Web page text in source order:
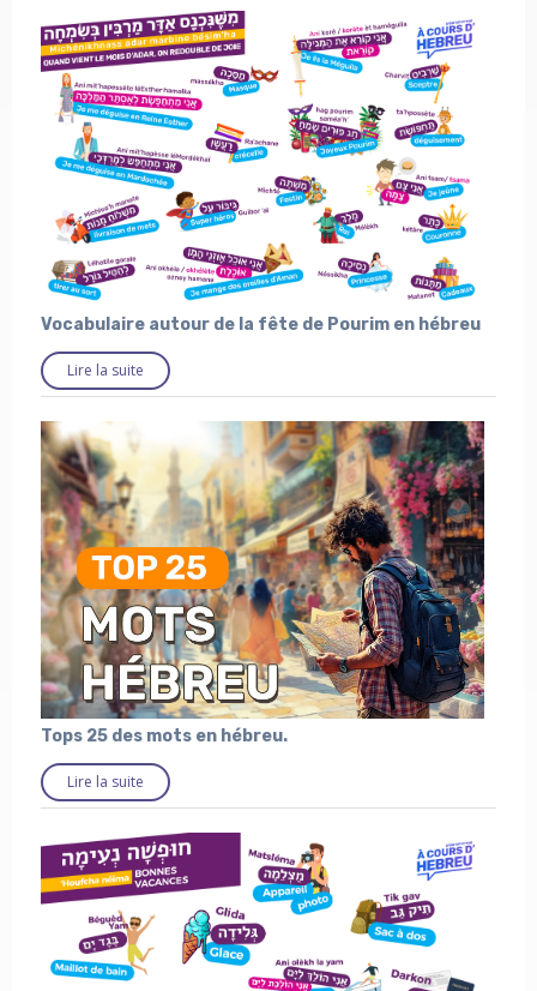
Vocabulaire autour de la fête de Pourim en hébreu
Lire la suite
Tops 25 des mots en hébreu.
Lire la suite